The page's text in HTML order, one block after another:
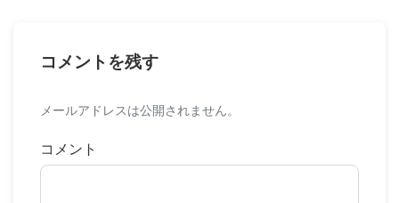
コメントを残す
メールアドレスは公開されません。
コメント